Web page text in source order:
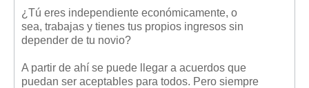
¿Tú eres independiente económicamente, o
sea, trabajas y tienes tus propios ingresos sin
depender de tu novio?
A partir de ahí se puede llegar a acuerdos que
puedan ser aceptables para todos. Pero siempre